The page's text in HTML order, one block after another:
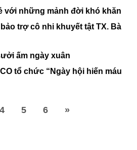
với những mảnh đời khó khăn
trợ cô nhi khuyết tật TX. Bà
ấm ngày xuân
tổ chức “Ngày hội hiến máu
4 5 6 »